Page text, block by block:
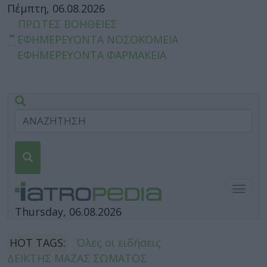
Πέμπτη, 06.08.2026
ΠΡΩΤΕΣ ΒΟΗΘΕΙΕΣ
ΕΦΗΜΕΡΕΥΟΝΤΑ ΝΟΣΟΚΟΜΕΙΑ
ΕΦΗΜΕΡΕΥΟΝΤΑ ΦΑΡΜΑΚΕΙΑ
Thursday, 06.08.2026
HOT TAGS:
Όλες οι ειδήσεις
ΔΕΙΚΤΗΣ ΜΑΖΑΣ ΣΩΜΑΤΟΣ